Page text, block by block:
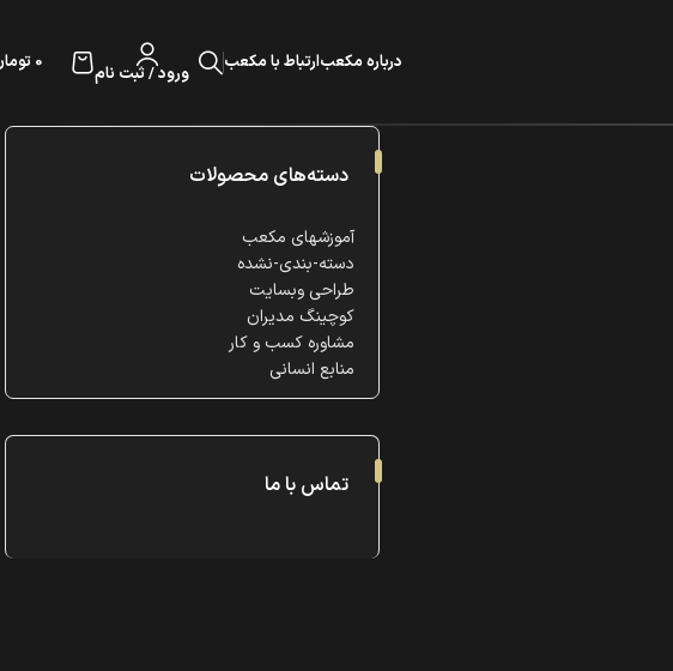
درباره مکعبارتباط با مکعب ورود / ثبت نام
0
دسته‌های محصولات
آموزشهای مکعب
دسته-بندی-نشده
طراحی وبسایت
کوچینگ مدیران
مشاوره کسب و کار
منابع انسانی
تماس با ما